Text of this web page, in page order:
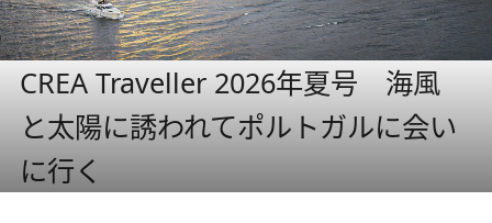
CREA Traveller 2026年夏号 海風
と太陽に誘われてポルトガルに会い
に行く